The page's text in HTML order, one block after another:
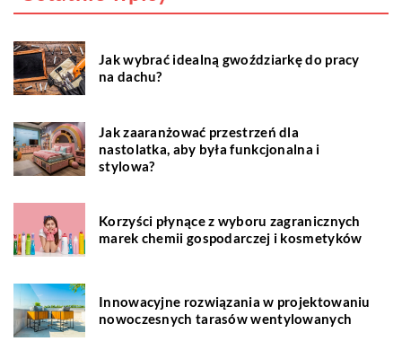
Jak wybrać idealną gwoździarkę do pracy
na dachu?
Jak zaaranżować przestrzeń dla
nastolatka, aby była funkcjonalna i
stylowa?
Korzyści płynące z wyboru zagranicznych
marek chemii gospodarczej i kosmetyków
Innowacyjne rozwiązania w projektowaniu
nowoczesnych tarasów wentylowanych